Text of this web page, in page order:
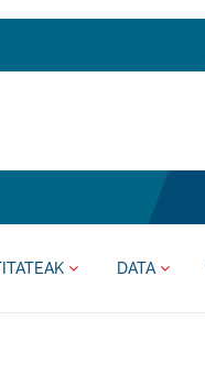
DATA